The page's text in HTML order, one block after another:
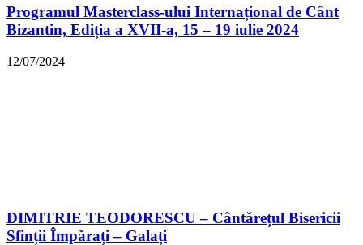
Programul Masterclass-ului Internațional de Cânt
Bizantin, Ediția a XVII-a, 15 – 19 iulie 2024
12/07/2024
DIMITRIE TEODORESCU – Cântărețul Bisericii
Sfinții Împărați – Galați